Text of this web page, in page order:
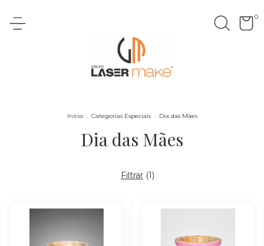
0
Início . Categorias Especiais . Dia das Mães
Dia das Mães
Filtrar (1)